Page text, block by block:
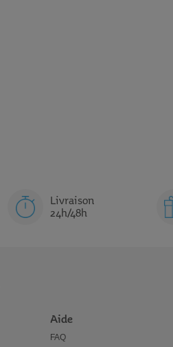
Livraison
24h/48h
Aide
FAQ